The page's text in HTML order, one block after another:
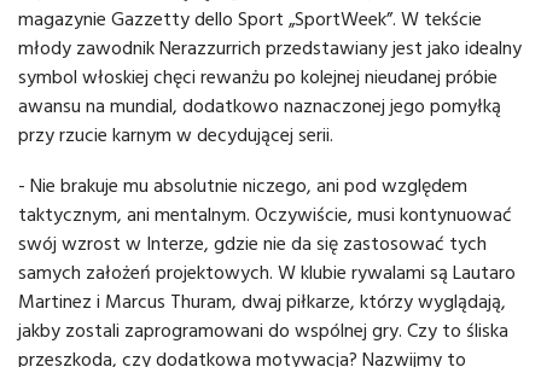
magazynie Gazzetty dello Sport „SportWeek”. W tekście
młody zawodnik Nerazzurrich przedstawiany jest jako idealny
symbol włoskiej chęci rewanżu po kolejnej nieudanej próbie
awansu na mundial, dodatkowo naznaczonej jego pomyłką
przy rzucie karnym w decydującej serii.
- Nie brakuje mu absolutnie niczego, ani pod względem
taktycznym, ani mentalnym. Oczywiście, musi kontynuować
swój wzrost w Interze, gdzie nie da się zastosować tych
samych założeń projektowych. W klubie rywalami są Lautaro
Martinez i Marcus Thuram, dwaj piłkarze, którzy wyglądają,
jakby zostali zaprogramowani do wspólnej gry. Czy to śliska
przeszkoda, czy dodatkowa motywacja? Nazwijmy to